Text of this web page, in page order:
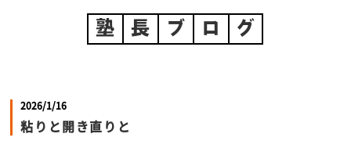
塾 長 ブ ロ グ
2026/1/16
粘りと開き直りと